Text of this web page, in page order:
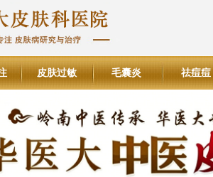
皮肤过敏 毛囊炎 祛痘痘